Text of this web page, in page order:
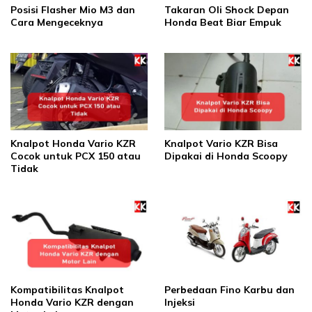
Posisi Flasher Mio M3 dan
Cara Mengeceknya
Takaran Oli Shock Depan
Honda Beat Biar Empuk
Knalpot Honda Vario KZR
Cocok untuk PCX 150 atau
Tidak
Knalpot Vario KZR Bisa
Dipakai di Honda Scoopy
Kompatibilitas Knalpot
Honda Vario KZR dengan
Perbedaan Fino Karbu dan
Injeksi